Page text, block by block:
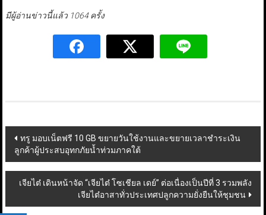
มีผู้อ่านข่าวนี้แล้ว 1064 ครั้ง
Post
navigation
ทรู มอบเน็ตฟรี 10 GB ขยายวันใช้งานและขยายเวลาชำระเงิน
ลูกค้าผู้ประสบอุทกภัยน้ำท่วมภาคใต้
เจียไต๋ เดินหน้าจัด “เจียไต๋ โซเชียล เดย์” ต่อเนื่องเป็นปีที่ 3 รวมพลัง
เจียไต๋อาสาทั่วประเทศปลูกความยั่งยืนให้ชุมชน